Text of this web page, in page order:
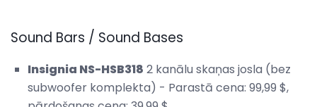
Sound Bars / Sound Bases
Insignia NS-HSB318 2 kanālu skaņas josla (bez
subwoofer komplekta) - Parastā cena: 99,99 $,